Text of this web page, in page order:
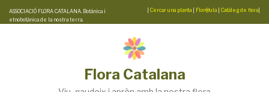
Skip
to
ASSOCIACIÓ FLORA CATALANA. Botànica i
etnobotànica de la nostra terra.
Cercar una planta Flor@ula Catàleg de flora
Flora Catalana